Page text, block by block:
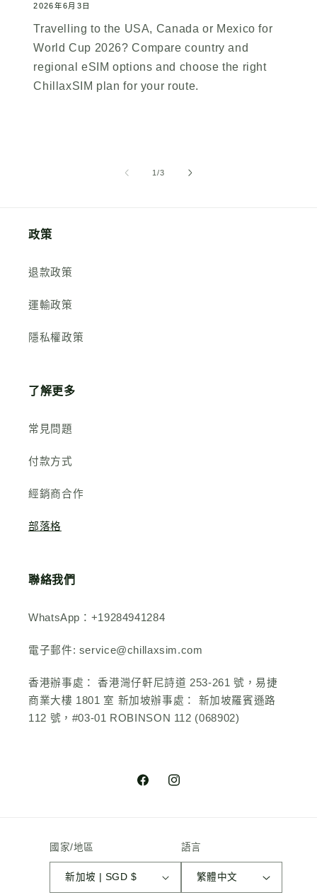
2026年6月3日
Travelling to the USA, Canada or Mexico for
World Cup 2026? Compare country and
regional eSIM options and choose the right
ChillaxSIM plan for your route.
1//3
政策
退款政策
運輸政策
隱私權政策
了解更多
常見問題
付款方式
經銷商合作
部落格
聯絡我們
WhatsApp：+19284941284
電子郵件: service@chillaxsim.com
香港辦事處： 香港灣仔軒尼詩道 253-261 號，易捷
商業大樓 1801 室 新加坡辦事處： 新加坡羅賓遜路
112 號，#03-01 ROBINSON 112 (068902)
FacebookInstagram
國家/地區
新加坡 | SGD $
語言
繁體中文